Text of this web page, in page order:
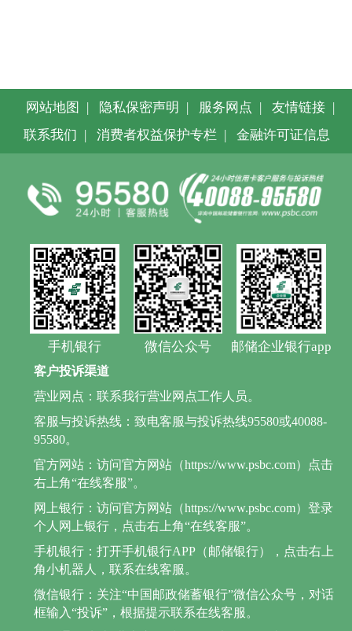
网站地图 隐私保密声明 服务网点 友情链接
联系我们
消费者权益保护专栏 金融许可证信息
手机银行 微信公众号 邮储企业银行app
客户投诉渠道
营业网点：联系我行营业网点工作人员。
客服与投诉热线：致电客服与投诉热线95580或40088-
95580。
官方网站：访问官方网站（https://www.psbc.com）点击
右上角“在线客服”。
网上银行：访问官方网站（https://www.psbc.com）登录
个人网上银行，点击右上角“在线客服”。
手机银行：打开手机银行APP（邮储银行），点击右上
角小机器人，联系在线客服。
微信银行：关注“中国邮政储蓄银行”微信公众号，对话
框输入“投诉”，根据提示联系在线客服。